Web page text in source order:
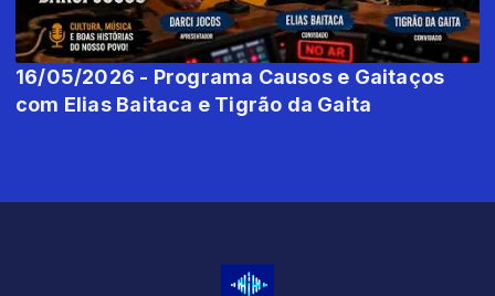
16/05/2026 - Programa Causos e Gaitaços
com Elias Baitaca e Tigrão da Gaita